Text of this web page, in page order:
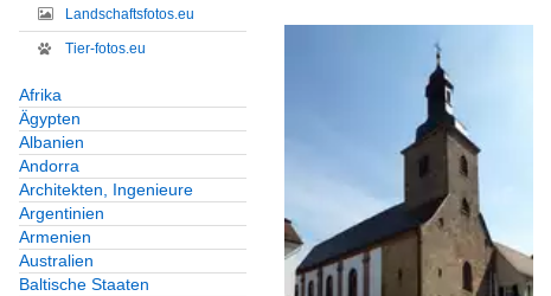
Landschaftsfotos.eu
Tier-fotos.eu
Afrika
Ägypten
Albanien
Andorra
Architekten, Ingenieure
Argentinien
Armenien
Australien
Baltische Staaten